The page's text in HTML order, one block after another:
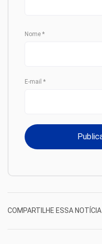
Nome *
E-mail *
COMPARTILHE ESSA NOTÍCIA